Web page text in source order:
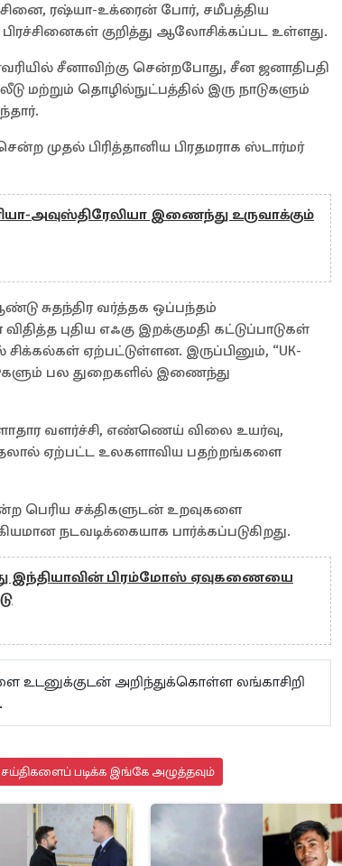
ரஷ்யா-உக்ரைன் போர், சமீபத்திய
குறித்து ஆலோசிக்கப்பட உள்ளது.
சீனாவிற்கு சென்றபோது, சீன ஜனாதிபதி
மற்றும் தொழில்நுட்பத்தில் இரு நாடுகளும்
முதல் பிரித்தானிய பிரதமராக ஸ்டார்மர்
அவுஸ்திரேலியா இணைந்து உருவாக்கும்
சுதந்திர வர்த்தக ஒப்பந்தம்
புதிய எஃகு இறக்குமதி கட்டுப்பாடுகள்
ஏற்பட்டுள்ளன. இருப்பினும், “UK-
பல துறைகளில் இணைந்து
வளர்ச்சி, எண்ணெய் விலை உயர்வு,
ஏற்பட்ட உலகளாவிய பதற்றங்களை
பெரிய சக்திகளுடன் உறவுகளை
நடவடிக்கையாக பார்க்கப்படுகிறது.
இந்தியாவின் பிரம்மோஸ் ஏவுகணையை
உடனுக்குடன் அறிந்துக்கொள்ள லங்காசிறி
படிக்க இங்கே அழுத்தவும்